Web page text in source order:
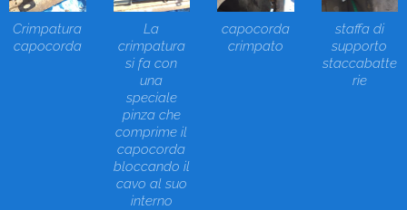
Crimpatura
capocorda
La
crimpatura
si fa con
una
speciale
pinza che
comprime il
capocorda
bloccando il
cavo al suo
interno
capocorda
crimpato
staffa di
supporto
staccabatte
rie